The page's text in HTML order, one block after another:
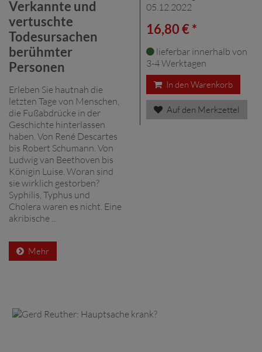
Verkannte und
vertuschte
Todesursachen
berühmter
Personen
Erleben Sie hautnah die
letzten Tage von Menschen,
die Fußabdrücke in der
Geschichte hinterlassen
haben. Von René Descartes
bis Robert Schumann. Von
Ludwig van Beethoven bis
Königin Luise. Woran sind
sie wirklich gestorben?
Syphilis, Typhus und
Cholera waren es nicht. Eine
akribische ...
Mehr
05.12.2022
16,80 € *
lieferbar innerhalb von
3-4 Werktagen
In den Warenkorb
Auf den Merkzettel